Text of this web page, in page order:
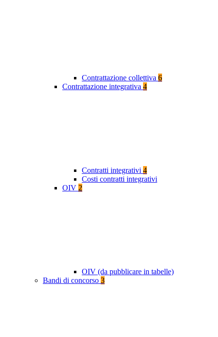
Contrattazione collettiva 6
Contrattazione integrativa 4
Contratti integrativi 4
Costi contratti integrativi
OIV 2
OIV (da pubblicare in tabelle)
Bandi di concorso 3